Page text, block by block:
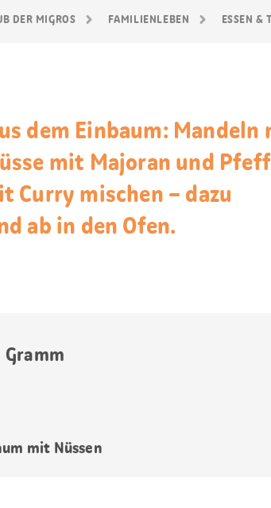
DER MIGROS FAMILIEN­LEBEN ESSEN &
dem Einbaum: Mandeln
mit Majoran und
Curry mischen – dazu
ab in den Ofen.
Gramm
mit Nüssen